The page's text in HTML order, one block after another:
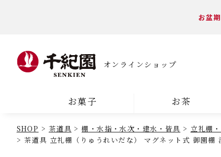
お盆
オンラインショップ
お菓子 お茶
SHOP 茶道具 棚・水指・水次・建水・皆具
立礼棚
茶道具 立礼棚（りゅうれいだな） マグネット式 御園棚